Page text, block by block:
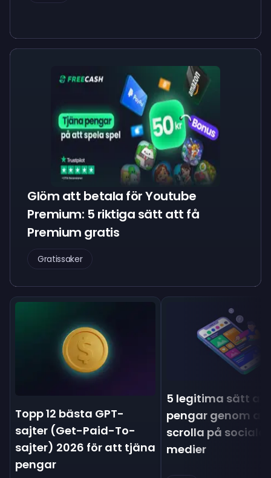
Glöm att betala för Youtube
Premium: 5 riktiga sätt att få
Premium gratis
Gratissaker
Topp 12 bästa GPT-
sajter (Get-Paid-To-
sajter) 2026 för att tjäna
pengar
5 legitima sätt
pengar genom att
scrolla på sociala
medier